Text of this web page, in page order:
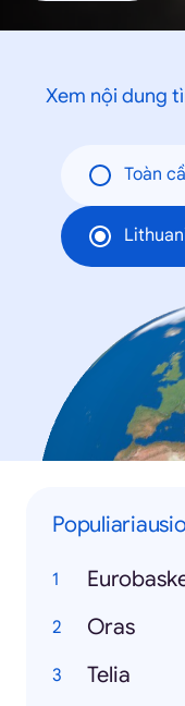
Xem nội dung
Toàn
Oras
Telia